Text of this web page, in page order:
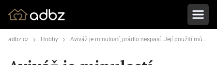
adbz.cz Hobby Aviváž je minulostí, prádlo nespasí. Její použití může být škodlivé jak pro prádlo, tak zdraví